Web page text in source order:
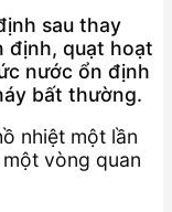
sau thay
định, quạt hoạt
nước ổn định
bất thường.
nhiệt một lần
vòng quan